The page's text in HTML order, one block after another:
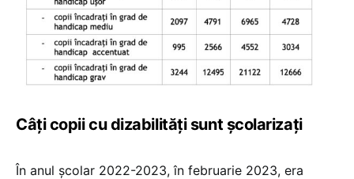
Câți copii cu dizabilități sunt școlarizați
În anul școlar 2022-2023, în februarie 2023, era